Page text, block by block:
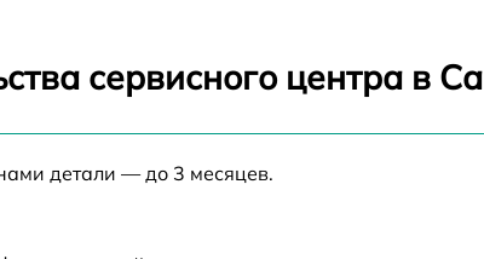
сервисного центра в
детали — до 3 месяцев.